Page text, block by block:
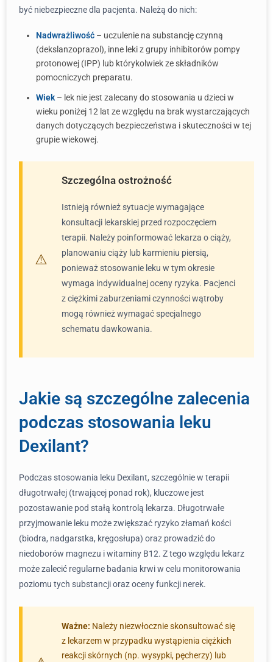
być niebezpieczne dla pacjenta. Należą do nich:
Nadwrażliwość – uczulenie na substancję czynną
(dekslanzoprazol), inne leki z grupy inhibitorów pompy
protonowej (IPP) lub którykolwiek ze składników
pomocniczych preparatu.
Wiek – lek nie jest zalecany do stosowania u dzieci w
wieku poniżej 12 lat ze względu na brak wystarczających
danych dotyczących bezpieczeństwa i skuteczności w tej
grupie wiekowej.
Szczególna ostrożność
Istnieją również sytuacje wymagające
konsultacji lekarskiej przed rozpoczęciem
terapii. Należy poinformować lekarza o ciąży,
planowaniu ciąży lub karmieniu piersią,
ponieważ stosowanie leku w tym okresie
wymaga indywidualnej oceny ryzyka. Pacjenci
z ciężkimi zaburzeniami czynności wątroby
mogą również wymagać specjalnego
schematu dawkowania.
Jakie są szczególne zalecenia
podczas stosowania leku
Dexilant?
Podczas stosowania leku Dexilant, szczególnie w terapii
długotrwałej (trwającej ponad rok), kluczowe jest
pozostawanie pod stałą kontrolą lekarza. Długotrwałe
przyjmowanie leku może zwiększać ryzyko złamań kości
(biodra, nadgarstka, kręgosłupa) oraz prowadzić do
niedoborów magnezu i witaminy B12. Z tego względu lekarz
może zalecić regularne badania krwi w celu monitorowania
poziomu tych substancji oraz oceny funkcji nerek.
Ważne: Należy niezwłocznie skonsultować się
z lekarzem w przypadku wystąpienia ciężkich
reakcji skórnych (np. wysypki, pęcherzy) lub